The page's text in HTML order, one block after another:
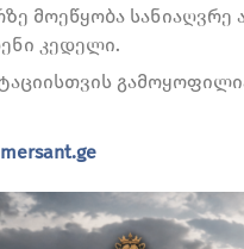
მოეწყობა სანიაღვრე
კედელი.